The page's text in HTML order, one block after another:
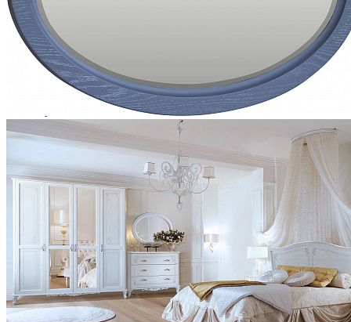
Кровати двуспальные
Кровати металлические
Кровати односпальные
Кровати полутороспальные
Решетки и настилы под матрас
Спальные гарнитуры
Туалетные столики
Тумбы прикроватные
Шкафы для одежды
Антресоли на шкаф
Полки и ящики в шкаф для одежды
Шкаф 1-дверный для одежды и белья
Шкафы 2-х дверные для одежды и белья
Шкафы 3-х дверные для одежды и белья
Шкафы 4-х дверные для одежды и белья
Шкафы 5-ти дверные для одежды и белья
Шкафы 6-ти дверные для одежды и белья
Шкафы купе для одежды и белья
Шкафы угловые для одежды и белья
Ящики и короба